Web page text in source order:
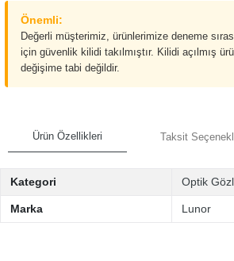
Önemli:
Değerli müşterimiz, ürünlerimize deneme
için güvenlik kilidi takılmıştır. Kilidi açılmış
değişime tabi değildir.
Ürün Özellikleri Taksit
Kategori Optik
Marka Lunor